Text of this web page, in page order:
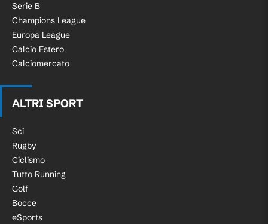
Serie B
Champions League
Europa League
Calcio Estero
Calciomercato
ALTRI SPORT
Sci
Rugby
Ciclismo
Tutto Running
Golf
Bocce
eSports